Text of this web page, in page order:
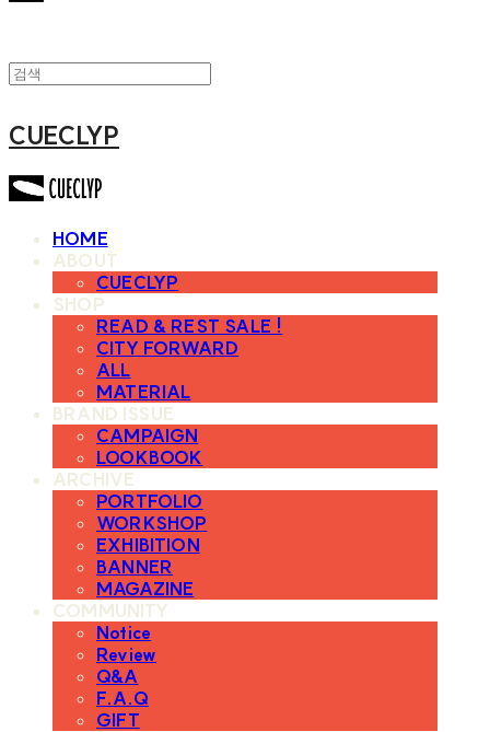
CUECLYP
HOME
ABOUT
CUECLYP
SHOP
READ & REST SALE !
CITY FORWARD
ALL
MATERIAL
BRAND ISSUE
CAMPAIGN
LOOKBOOK
ARCHIVE
PORTFOLIO
WORKSHOP
EXHIBITION
BANNER
MAGAZINE
COMMUNITY
Notice
Review
Q&A
F.A.Q
GIFT